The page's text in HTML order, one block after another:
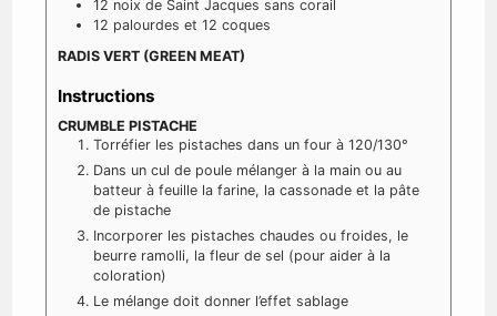
12 noix de Saint Jacques sans corail
12 palourdes et 12 coques
RADIS VERT (GREEN MEAT)
Instructions
CRUMBLE PISTACHE
Torréfier les pistaches dans un four à 120/130°
Dans un cul de poule mélanger à la main ou au
batteur à feuille la farine, la cassonade et la pâte
de pistache
Incorporer les pistaches chaudes ou froides, le
beurre ramolli, la fleur de sel (pour aider à la
coloration)
Le mélange doit donner l’effet sablage